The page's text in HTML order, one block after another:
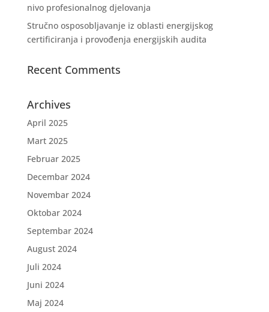
nivo profesionalnog djelovanja
Stručno osposobljavanje iz oblasti energijskog
certificiranja i provođenja energijskih audita
Recent Comments
Archives
April 2025
Mart 2025
Februar 2025
Decembar 2024
Novembar 2024
Oktobar 2024
Septembar 2024
August 2024
Juli 2024
Juni 2024
Maj 2024